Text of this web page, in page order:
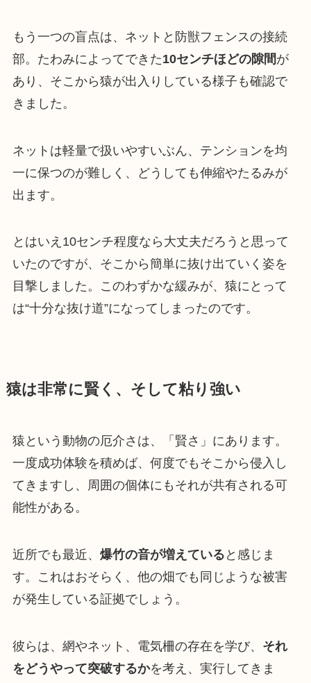
もう一つの盲点は、ネットと防獣フェンスの接続
部。たわみによってできた10センチほどの隙間が
あり、そこから猿が出入りしている様子も確認で
きました。
ネットは軽量で扱いやすいぶん、テンションを均
一に保つのが難しく、どうしても伸縮やたるみが
出ます。
とはいえ10センチ程度なら大丈夫だろうと思って
いたのですが、そこから簡単に抜け出ていく姿を
目撃しました。このわずかな緩みが、猿にとって
は“十分な抜け道”になってしまったのです。
猿は非常に賢く、そして粘り強い
猿という動物の厄介さは、「賢さ」にあります。
一度成功体験を積めば、何度でもそこから侵入し
てきますし、周囲の個体にもそれが共有される可
能性がある。
近所でも最近、 爆竹の音が増えている と感じま
す。これはおそらく、他の畑でも同じような被害
が発生している証拠でしょう。
彼らは、網やネット、電気柵の存在を学び、 それ
をどうやって突破するかを考え、実行してきま